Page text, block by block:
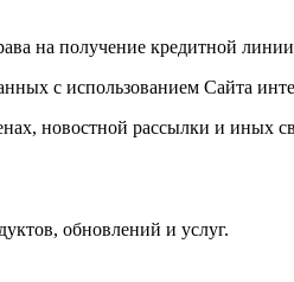
на получение кредитной
с использованием Сайта
новостной рассылки и иных
обновлений и услуг.